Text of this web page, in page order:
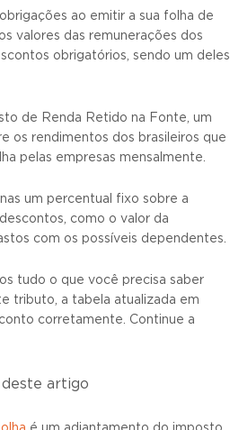
ao emitir a sua folha de
valores das remunerações dos
obrigatórios, sendo um deles
de Renda Retido na Fonte, um
os rendimentos dos brasileiros que
pelas empresas mensalmente.
um percentual fixo sobre a
como o valor da
com os possíveis dependentes.
tudo o que você precisa saber
tributo, a tabela atualizada em
corretamente. Continue a
deste artigo